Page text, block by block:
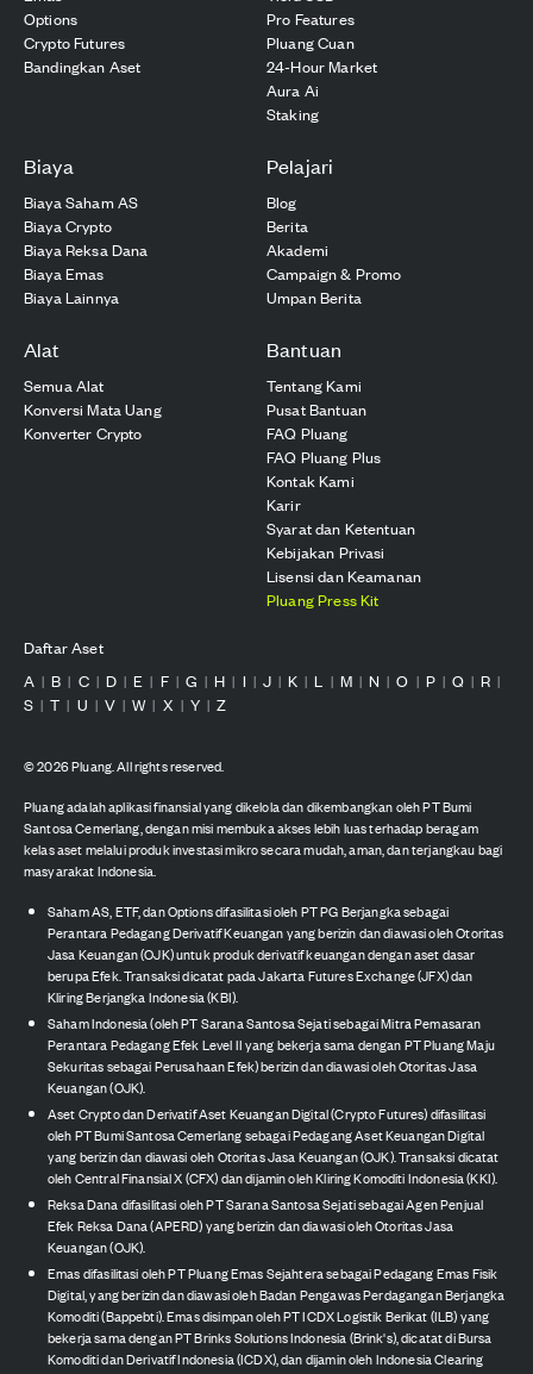
Options
Crypto Futures
Bandingkan Aset
Pro Features
Pluang Cuan
24-Hour Market
Aura Ai
Staking
Biaya
Biaya Saham AS
Biaya Crypto
Biaya Reksa Dana
Biaya Emas
Biaya Lainnya
Pelajari
Blog
Berita
Akademi
Campaign & Promo
Umpan Berita
Alat
Semua Alat
Konversi Mata Uang
Konverter Crypto
Bantuan
Tentang Kami
Pusat Bantuan
FAQ Pluang
FAQ Pluang Plus
Kontak Kami
Karir
Syarat dan Ketentuan
Kebijakan Privasi
Lisensi dan Keamanan
Pluang Press Kit
Daftar Aset
A | B | C | D | E | F | G | H | I | J | K | L | M | N | O | P | Q | R |
S | T | U | V | W | X | Y | Z
©2026Pluang. All rights reserved.
Pluang adalah aplikasi finansial yang dikelola dan dikembangkan oleh PT Bumi
Santosa Cemerlang, dengan misi membuka akses lebih luas terhadap beragam
kelas aset melalui produk investasi mikro secara mudah, aman, dan terjangkau bagi
masyarakat Indonesia.
Saham AS, ETF, dan Options difasilitasi oleh PT PG Berjangka sebagai
Perantara Pedagang Derivatif Keuangan yang berizin dan diawasi oleh Otoritas
Jasa Keuangan (OJK) untuk produk derivatif keuangan dengan aset dasar
berupa Efek. Transaksi dicatat pada Jakarta Futures Exchange (JFX) dan
Kliring Berjangka Indonesia (KBI).
Saham Indonesia (oleh PT Sarana Santosa Sejati sebagai Mitra Pemasaran
Perantara Pedagang Efek Level II yang bekerja sama dengan PT Pluang Maju
Sekuritas sebagai Perusahaan Efek) berizin dan diawasi oleh Otoritas Jasa
Keuangan (OJK).
Aset Crypto dan Derivatif Aset Keuangan Digital (Crypto Futures) difasilitasi
oleh PT Bumi Santosa Cemerlang sebagai Pedagang Aset Keuangan Digital
yang berizin dan diawasi oleh Otoritas Jasa Keuangan (OJK). Transaksi dicatat
oleh Central Finansial X (CFX) dan dijamin oleh Kliring Komoditi Indonesia (KKI).
Reksa Dana difasilitasi oleh PT Sarana Santosa Sejati sebagai Agen Penjual
Efek Reksa Dana (APERD) yang berizin dan diawasi oleh Otoritas Jasa
Keuangan (OJK).
Emas difasilitasi oleh PT Pluang Emas Sejahtera sebagai Pedagang Emas Fisik
Digital, yang berizin dan diawasi oleh Badan Pengawas Perdagangan Berjangka
Komoditi (Bappebti). Emas disimpan oleh PT ICDX Logistik Berikat (ILB) yang
bekerja sama dengan PT Brinks Solutions Indonesia (Brink's), dicatat di Bursa
Komoditi dan Derivatif Indonesia (ICDX), dan dijamin oleh Indonesia Clearing